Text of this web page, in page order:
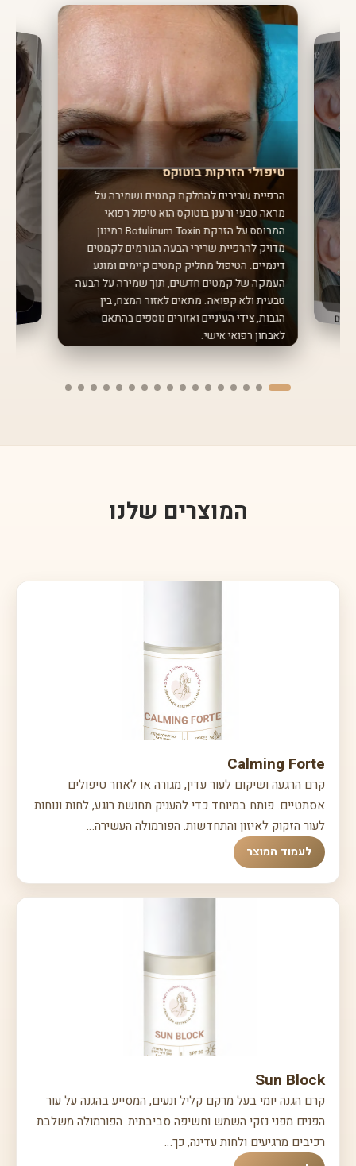
טיפולי הזרקות בוטוקס
הרפיית שרירים להחלקת קמטים ושמירה על
מראה טבעי ורענן בוטוקס הוא טיפול רפואי
המבוסס על הזרקת Botulinum Toxin במינון
מדויק להרפיית שרירי הבעה הגורמים לקמטים
דינמיים. הטיפול מחליק קמטים קיימים ומונע
העמקה של קמטים חדשים, תוך שמירה על הבעה
טבעית ולא קפואה. מתאים לאזור המצח, בין
הגבות, צידי העיניים ואזורים נוספים בהתאם
לאבחון רפואי אישי.
טיפול
המוצרים שלנו
Calming Forte
קרם הרגעה ושיקום לעור עדין, מגורה או לאחר טיפולים
אסתטיים. פותח במיוחד כדי להעניק תחושת רוגע, לחות ונוחות
לעור הזקוק לאיזון והתחדשות. הפורמולה העשירה…
לעמוד המוצר
Sun Block
קרם הגנה יומי בעל מרקם קליל ונעים, המסייע בהגנה על עור
הפנים מפני נזקי השמש וחשיפה סביבתית. הפורמולה משלבת
רכיבים מרגיעים ולחות עדינה, כך…